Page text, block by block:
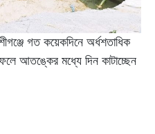
গত কয়েকদিনে অর্ধশতাধিক
আতঙ্কের মধ্যে দিন কাটাচ্ছেন